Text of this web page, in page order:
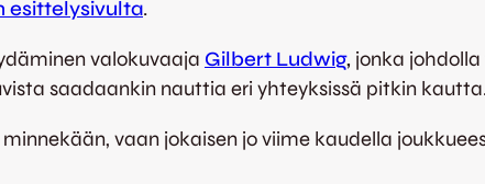
esittelysivulta.
valokuvaaja Gilbert Ludwig, jonka
saadaankin nauttia eri yhteyksissä pitkin
vaan jokaisen jo viime kaudella